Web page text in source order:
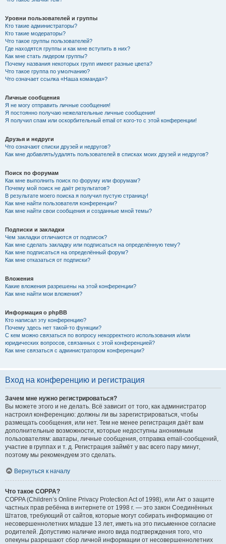
Уровни пользователей и группы
Кто такие администраторы?
Кто такие модераторы?
Что такое группы пользователей?
Где находятся группы и как мне вступить в них?
Как мне стать лидером группы?
Почему названия некоторых групп имеют разные цвета?
Что такое группа по умолчанию?
Что означает ссылка «Наша команда»?
Личные сообщения
Я не могу отправить личные сообщения!
Я постоянно получаю нежелательные личные сообщения!
Я получил спам или оскорбительный email от кого-то с этой конференции!
Друзья и недруги
Что означают списки друзей и недругов?
Как мне добавлять/удалять пользователей в списках моих друзей и недругов?
Поиск по форумам
Как мне выполнить поиск по форуму или форумам?
Почему мой поиск не даёт результатов?
В результате моего поиска я получил пустую страницу!
Как мне найти пользователя конференции?
Как мне найти свои сообщения и созданные мной темы?
Подписки и закладки
Чем закладки отличаются от подписок?
Как мне сделать закладку или подписаться на определённую тему?
Как мне подписаться на определённый форум?
Как мне отказаться от подписки?
Вложения
Какие вложения разрешены на этой конференции?
Как мне найти мои вложения?
Информация о phpBB
Кто написал эту конференцию?
Почему здесь нет такой-то функции?
С кем можно связаться по вопросу некорректного использования и/или
юридических вопросов, связанных с этой конференцией?
Как мне связаться с администратором конференции?
Вход на конференцию и регистрация
Зачем мне нужно регистрироваться?
Вы можете этого и не делать. Всё зависит от того, как администратор
настроил конференцию: должны ли вы зарегистрироваться, чтобы
размещать сообщения, или нет. Тем не менее регистрация даёт вам
дополнительные возможности, которые недоступны анонимным
пользователям: аватары, личные сообщения, отправка email-сообщений,
участие в группах и т. д. Регистрация займёт у вас всего пару минут,
поэтому мы рекомендуем это сделать.
Вернуться к началу
Что такое COPPA?
COPPA (Children’s Online Privacy Protection Act of 1998), или Акт о защите
частных прав ребёнка в интернете от 1998 г. — это закон Соединённых
Штатов, требующий от сайтов, которые могут собирать информацию от
несовершеннолетних младше 13 лет, иметь на это письменное согласие
родителей. Допустимо наличие иного вида подтверждения того, что
опекуны разрешают сбор личной информации от несовершеннолетних